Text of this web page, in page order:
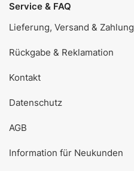
Service & FAQ
Lieferung, Versand & Zahlung
Rückgabe & Reklamation
Kontakt
Datenschutz
AGB
Information für Neukunden